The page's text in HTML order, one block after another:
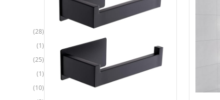
(28)
(1)
(25)
(1)
(10)